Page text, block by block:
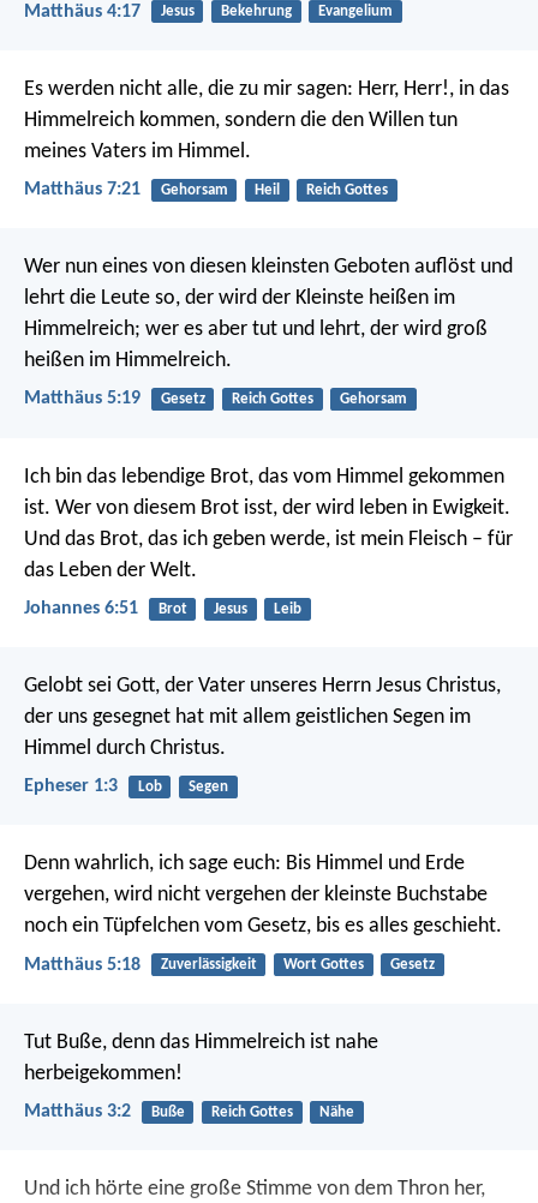
Matthäus 4:17 Jesus Bekehrung Evangelium
Es werden nicht alle, die zu mir sagen: Herr, Herr!, in das
Himmelreich kommen, sondern die den Willen tun
meines Vaters im Himmel.
Matthäus 7:21 Gehorsam Heil Reich Gottes
Wer nun eines von diesen kleinsten Geboten auflöst und
lehrt die Leute so, der wird der Kleinste heißen im
Himmelreich; wer es aber tut und lehrt, der wird groß
heißen im Himmelreich.
Matthäus 5:19 Gesetz Reich Gottes Gehorsam
Ich bin das lebendige Brot, das vom Himmel gekommen
ist. Wer von diesem Brot isst, der wird leben in Ewigkeit.
Und das Brot, das ich geben werde, ist mein Fleisch – für
das Leben der Welt.
Johannes 6:51 Brot Jesus Leib
Gelobt sei Gott, der Vater unseres Herrn Jesus Christus,
der uns gesegnet hat mit allem geistlichen Segen im
Himmel durch Christus.
Epheser 1:3 Lob Segen
Denn wahrlich, ich sage euch: Bis Himmel und Erde
vergehen, wird nicht vergehen der kleinste Buchstabe
noch ein Tüpfelchen vom Gesetz, bis es alles geschieht.
Matthäus 5:18 Zuverlässigkeit Wort Gottes Gesetz
Tut Buße, denn das Himmelreich ist nahe
herbeigekommen!
Matthäus 3:2 Buße Reich Gottes Nähe
Und ich hörte eine große Stimme von dem Thron her,